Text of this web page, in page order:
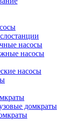
насосы
насосы
насосы
домкраты